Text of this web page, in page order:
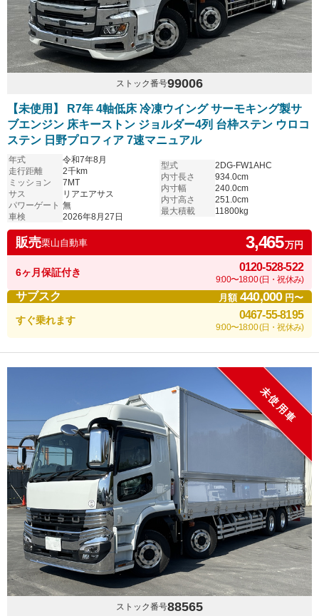
ストック番号99006
【未使用】 R7年 4軸低床 冷凍ウイング サーモキング製サ
ブエンジン 床キーストン ジョルダー4列 台枠ステン ウロコ
ステン 日野プロフィア 7速マニュアル
年式
令和7年8月
走行距離
2千km
ミッション
7MT
サス
リアエアサス
パワーゲート 無
車検
2026年8月27日
型式
2DG-FW1AHC
内寸長さ
934.0cm
内寸幅
240.0cm
内寸高さ
251.0cm
最大積載
11800kg
販売栗山自動車 3,465万円
6ヶ月保証付き 0120-528-522
9:00〜18:00 (日・祝休み)
サブスク 月額440,000円〜
すぐ乗れます 0467-55-8195
9:00〜18:00 (日・祝休み)
未使用車
ストック番号88565